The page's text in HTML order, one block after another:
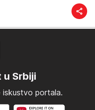
u Srbiji
iskustvo portala.